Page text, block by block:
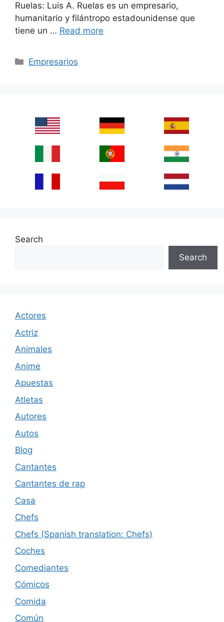
Ruelas: Luis A. Ruelas es un empresario,
humanitario y filántropo estadounidense que
tiene un … Read more
Categories
Empresarios
Search
Search
Actores
Actriz
Animales
Anime
Apuestas
Atletas
Autores
Autos
Blog
Cantantes
Cantantes de rap
Casa
Chefs
Chefs (Spanish translation: Chefs)
Coches
Comediantes
Cómicos
Comida
Común